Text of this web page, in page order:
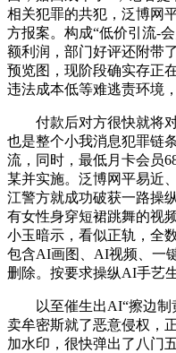
相关犯罪的共犯，泛博网
方报案。构成“低价引流-
额利润，部门好评还附带
预览图，现阶段确实存正
违法成本低等难逃责环境
付款后对方很快就将对
也是整个小我消息犯罪链
流，同时，最低月卡会员
某并实施。泛博网平易近
江警方就成功破获一路操
有女性身穿短裙跳舞的视
小玉暗示，看似正轨，全
包含AI画图、AI视频、一
删除。按要求操纵AI手艺
以至催生出AI“擦边制
卖牟密斯就了恶意侵权，
加水印，很快弹出了八门